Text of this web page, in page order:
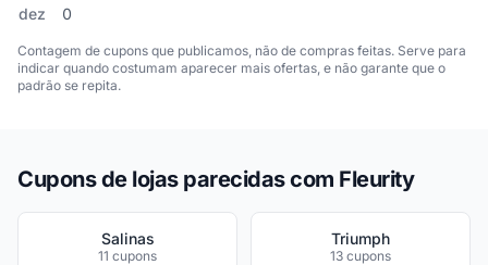
dez 0
Contagem de cupons que publicamos, não de compras feitas. Serve para
indicar quando costumam aparecer mais ofertas, e não garante que o
padrão se repita.
Cupons de lojas parecidas com Fleurity
Salinas
11 cupons
Triumph
13 cupons